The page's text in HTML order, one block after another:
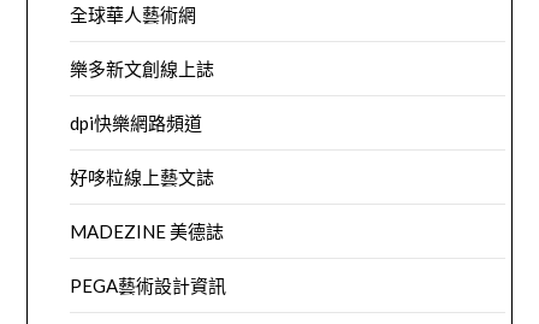
全球華人藝術網
樂多新文創線上誌
dpi快樂網路頻道
好哆粒線上藝文誌
MADEZINE 美德誌
PEGA藝術設計資訊